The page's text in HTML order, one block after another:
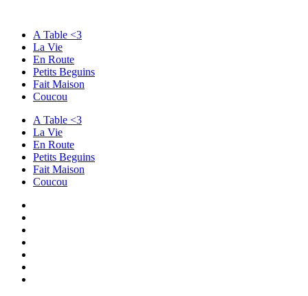
A Table <3
La Vie
En Route
Petits Beguins
Fait Maison
Coucou
A Table <3
La Vie
En Route
Petits Beguins
Fait Maison
Coucou